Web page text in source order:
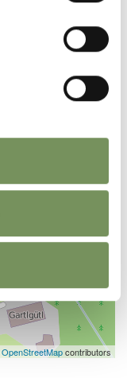
OpenStreetMapcontributors